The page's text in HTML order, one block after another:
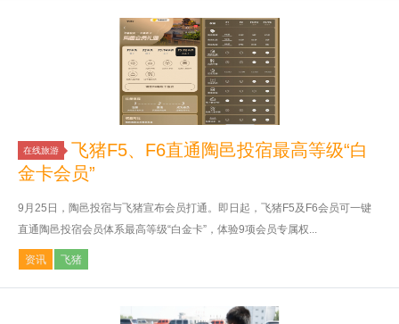
在线旅游
飞猪F5、F6直通陶邑投宿最高等级“白
金卡会员”
9月25日，陶邑投宿与飞猪宣布会员打通。即日起，飞猪F5及F6会员可一键
直通陶邑投宿会员体系最高等级“白金卡”，体验9项会员专属权...
资讯 飞猪